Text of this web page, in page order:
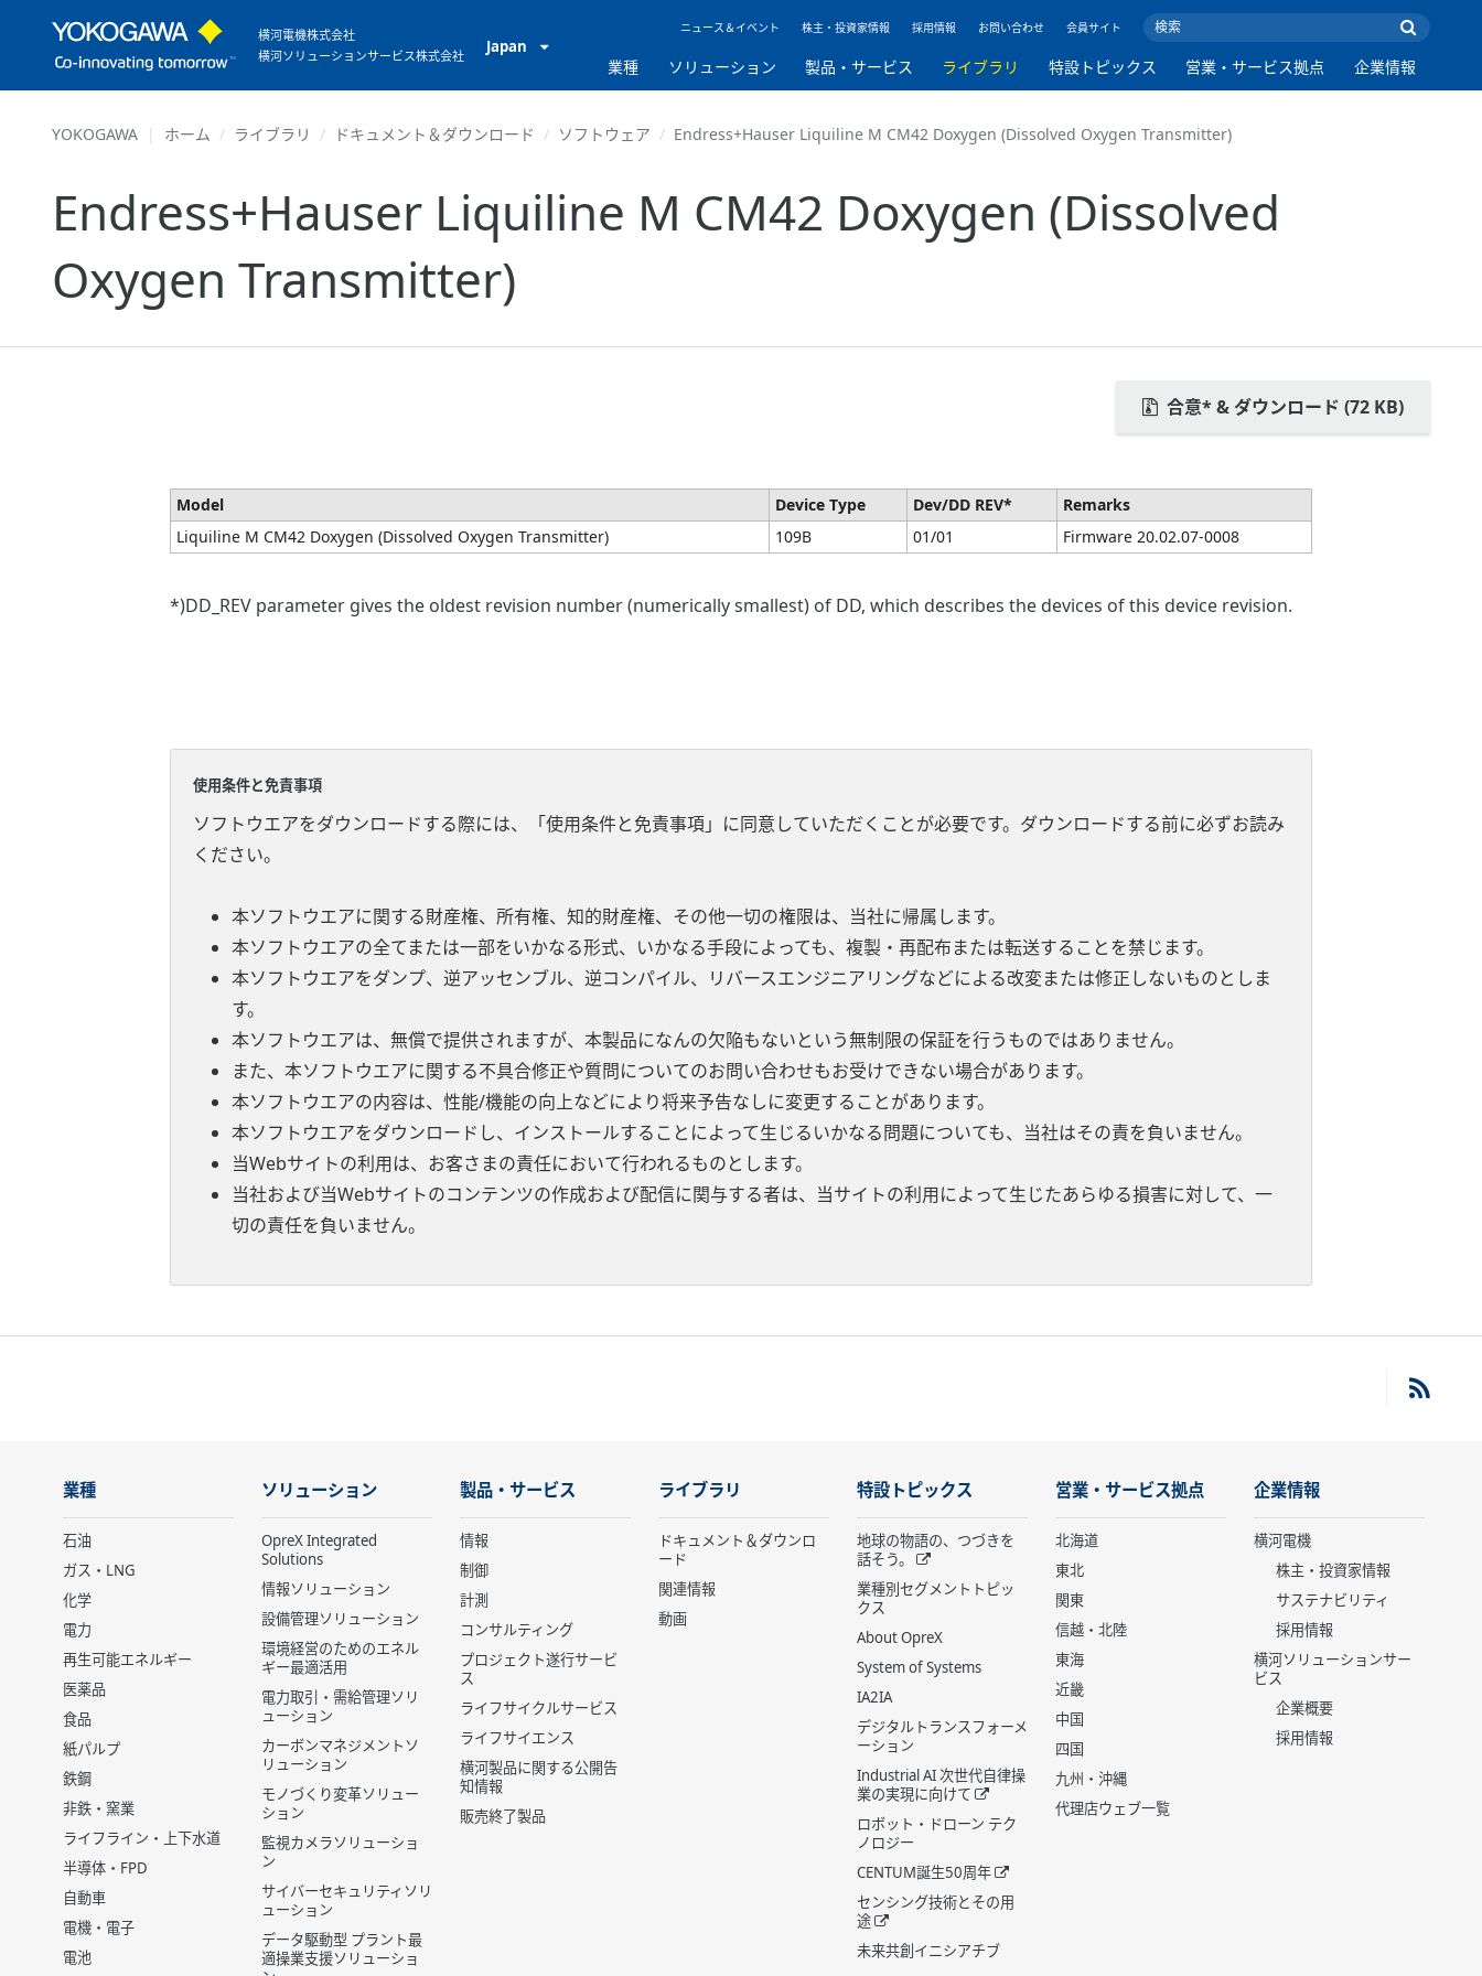
横河電機株式会社
横河ソリューションサービス株式会社
Japan
ニュース＆イベント 株主・投資家情報 採用情報 お問い合わせ 会員サイト
業種 ソリューション 製品・サービス ライブラリ 特設トピックス 営業・サービス拠点 企業情報
YOKOGAWA ホーム ライブラリ ドキュメント＆ダウンロード ソフトウェア Endress+Hauser Liquiline M CM42 Doxygen (Dissolved Oxygen Transmitter)
Endress+Hauser Liquiline M CM42 Doxygen (Dissolved
Oxygen Transmitter)
合意* & ダウンロード (72 KB)
Model Device Type Dev/DD REV*
Remarks
Liquiline M CM42 Doxygen (Dissolved Oxygen Transmitter)
109B 01/01 Firmware 20.02.07-0008
*)DD_REV parameter gives the oldest revision number (numerically smallest) of DD, which describes the devices of this device revision.
使用条件と免責事項
ソフトウエアをダウンロードする際には、「使用条件と免責事項」に同意していただくことが必要です。ダウンロードする前に必ずお読み
ください。
本ソフトウエアに関する財産権、所有権、知的財産権、その他一切の権限は、当社に帰属します。
本ソフトウエアの全てまたは一部をいかなる形式、いかなる手段によっても、複製・再配布または転送することを禁じます。
本ソフトウエアをダンプ、逆アッセンブル、逆コンパイル、リバースエンジニアリングなどによる改変または修正しないものとしま
す。
本ソフトウエアは、無償で提供されますが、本製品になんの欠陥もないという無制限の保証を行うものではありません。
また、本ソフトウエアに関する不具合修正や質問についてのお問い合わせもお受けできない場合があります。
本ソフトウエアの内容は、性能/機能の向上などにより将来予告なしに変更することがあります。
本ソフトウエアをダウンロードし、インストールすることによって生じるいかなる問題についても、当社はその責を負いません。
当Webサイトの利用は、お客さまの責任において行われるものとします。
当社および当Webサイトのコンテンツの作成および配信に関与する者は、当サイトの利用によって生じたあらゆる損害に対して、一
切の責任を負いません。
業種
石油
ガス・LNG
化学
電力
再生可能エネルギー
医薬品
食品
紙パルプ
鉄鋼
非鉄・窯業
ライフライン・上下水道
半導体・FPD
自動車
電機・電子
電池
ソリューション
OpreX Integrated
Solutions
情報ソリューション
設備管理ソリューション
環境経営のためのエネル
ギー最適活用
電力取引・需給管理ソリ
ューション
カーボンマネジメントソ
リューション
モノづくり変革ソリュー
ション
監視カメラソリューショ
ン
サイバーセキュリティソリ
ューション
データ駆動型 プラント最
適操業支援ソリューショ
製品・サービス
情報
制御
計測
コンサルティング
プロジェクト遂行サービ
ス
ライフサイクルサービス
ライフサイエンス
横河製品に関する公開告
知情報
販売終了製品
ライブラリ
ドキュメント＆ダウンロ
ード
関連情報
動画
特設トピックス
地球の物語の、つづきを
話そう。
業種別セグメントトピッ
クス
About OpreX
System of Systems
IA2IA
デジタルトランスフォーメ
ーション
Industrial AI 次世代自律操
業の実現に向けて
ロボット・ドローン テク
ノロジー
CENTUM誕生50周年
センシング技術とその用
途
未来共創イニシアチブ
営業・サービス拠点
北海道
東北
関東
信越・北陸
東海
近畿
中国
四国
九州・沖縄
代理店ウェブ一覧
企業情報
横河電機
株主・投資家情報
サステナビリティ
採用情報
横河ソリューションサー
ビス
企業概要
採用情報